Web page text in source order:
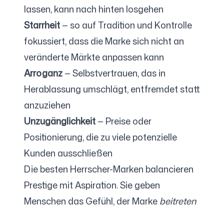
lassen, kann nach hinten losgehen
Starrheit— so auf Tradition und Kontrolle
fokussiert, dass die Marke sich nicht an
veränderte Märkte anpassen kann
Arroganz— Selbstvertrauen, das in
Herablassung umschlägt, entfremdet statt
anzuziehen
Unzugänglichkeit— Preise oder
Positionierung, die zu viele potenzielle
Kunden ausschließen
Die besten Herrscher-Marken balancieren
Prestige mit Aspiration. Sie geben
Menschen das Gefühl, der Markebeitreten